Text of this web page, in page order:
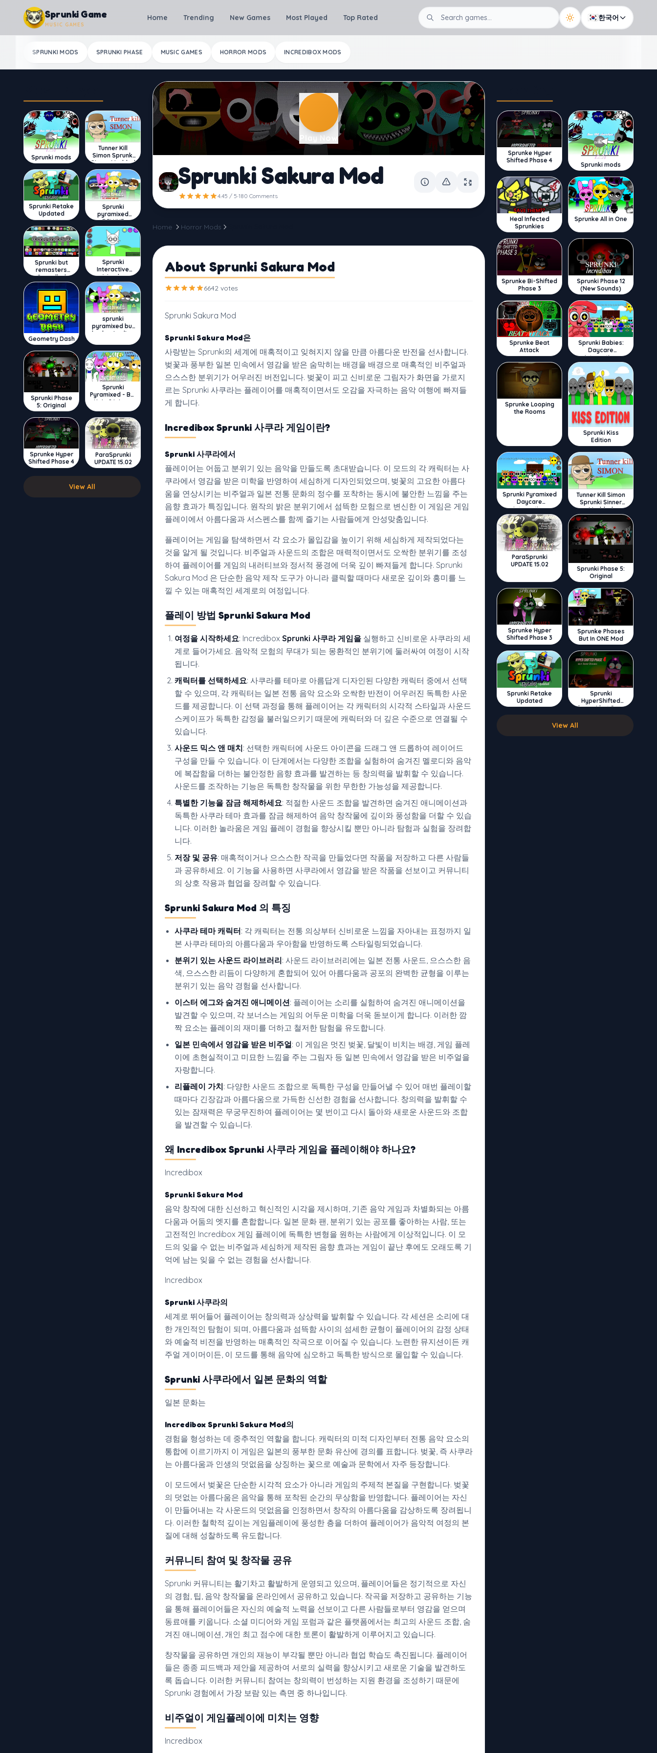
Skip to content
Sprunki Game
MUSIC GAMES
Home Trending New Games Most Played Top Rated 🇰🇷한국어
SPRUNKI MODS SPRUNKI PHASE MUSIC GAMES HORROR MODS INCREDIBOX MODS
Sprunki mods
Tunner Kill
Simon Sprunki
Sinner Modded
Sprunki Retake
Updated
Sprunki
pyramixed
DELUXE
Sprunki but
remasters
Cancelled
Sprunki
Interactive
Wenda
Geometry Dash
sprunki
pyramixed but
broker is alive
Sprunki Phase
5: Original
Sprunki
Pyramixed - But
Upin & Ipin oc
Sprunke Hyper
Shifted Phase 4
ParaSprunki
UPDATE 15.02
View All
Play Now
Sprunki Sakura Mod
4.45 / 5·180 Comments
Home Horror Mods
About Sprunki Sakura Mod
6642 votes
Sprunki Sakura Mod
Sprunki Sakura Mod은
사랑받는 Sprunki의 세계에 매혹적이고 잊혀지지 않을 만큼 아름다운 반전을 선사합니다.
벚꽃과 풍부한 일본 민속에서 영감을 받은 숨막히는 배경을 배경으로 매혹적인 비주얼과
으스스한 분위기가 어우러진 버전입니다. 벚꽃이 피고 신비로운 그림자가 화면을 가로지
르는 Sprunki 사쿠라는 플레이어를 매혹적이면서도 오감을 자극하는 음악 여행에 빠져들
게 합니다.
Incredibox Sprunki 사쿠라 게임이란?
Sprunki 사쿠라에서
플레이어는 어둡고 분위기 있는 음악을 만들도록 초대받습니다. 이 모드의 각 캐릭터는 사
쿠라에서 영감을 받은 미학을 반영하여 세심하게 디자인되었으며, 벚꽃의 고요한 아름다
움을 연상시키는 비주얼과 일본 전통 문화의 정수를 포착하는 동시에 불안한 느낌을 주는
음향 효과가 특징입니다. 원작의 밝은 분위기에서 섬뜩한 모험으로 변신한 이 게임은 게임
플레이에서 아름다움과 서스펜스를 함께 즐기는 사람들에게 안성맞춤입니다.
플레이어는 게임을 탐색하면서 각 요소가 몰입감을 높이기 위해 세심하게 제작되었다는
것을 알게 될 것입니다. 비주얼과 사운드의 조합은 매력적이면서도 오싹한 분위기를 조성
하여 플레이어를 게임의 내러티브와 정서적 풍경에 더욱 깊이 빠져들게 합니다. Sprunki
Sakura Mod 은 단순한 음악 제작 도구가 아니라 클릭할 때마다 새로운 깊이와 흥미를 느
낄 수 있는 매혹적인 세계로의 여정입니다.
플레이 방법 Sprunki Sakura Mod
여정을 시작하세요: Incredibox Sprunki 사쿠라 게임을 실행하고 신비로운 사쿠라의 세
계로 들어가세요. 음악적 모험의 무대가 되는 몽환적인 분위기에 둘러싸여 여정이 시작
됩니다.
캐릭터를 선택하세요: 사쿠라를 테마로 아름답게 디자인된 다양한 캐릭터 중에서 선택
할 수 있으며, 각 캐릭터는 일본 전통 음악 요소와 오싹한 반전이 어우러진 독특한 사운
드를 제공합니다. 이 선택 과정을 통해 플레이어는 각 캐릭터의 시각적 스타일과 사운드
스케이프가 독특한 감정을 불러일으키기 때문에 캐릭터와 더 깊은 수준으로 연결될 수
있습니다.
사운드 믹스 앤 매치: 선택한 캐릭터에 사운드 아이콘을 드래그 앤 드롭하여 레이어드
구성을 만들 수 있습니다. 이 단계에서는 다양한 조합을 실험하여 숨겨진 멜로디와 음악
에 복잡함을 더하는 불안정한 음향 효과를 발견하는 등 창의력을 발휘할 수 있습니다.
사운드를 조작하는 기능은 독특한 창작물을 위한 무한한 가능성을 제공합니다.
특별한 기능을 잠금 해제하세요: 적절한 사운드 조합을 발견하면 숨겨진 애니메이션과
독특한 사쿠라 테마 효과를 잠금 해제하여 음악 창작물에 깊이와 풍성함을 더할 수 있습
니다. 이러한 놀라움은 게임 플레이 경험을 향상시킬 뿐만 아니라 탐험과 실험을 장려합
니다.
저장 및 공유: 매혹적이거나 으스스한 작곡을 만들었다면 작품을 저장하고 다른 사람들
과 공유하세요. 이 기능을 사용하면 사쿠라에서 영감을 받은 작품을 선보이고 커뮤니티
의 상호 작용과 협업을 장려할 수 있습니다.
Sprunki Sakura Mod 의 특징
사쿠라 테마 캐릭터: 각 캐릭터는 전통 의상부터 신비로운 느낌을 자아내는 표정까지 일
본 사쿠라 테마의 아름다움과 우아함을 반영하도록 스타일링되었습니다.
분위기 있는 사운드 라이브러리: 사운드 라이브러리에는 일본 전통 사운드, 으스스한 음
색, 으스스한 리듬이 다양하게 혼합되어 있어 아름다움과 공포의 완벽한 균형을 이루는
분위기 있는 음악 경험을 선사합니다.
이스터 에그와 숨겨진 애니메이션: 플레이어는 소리를 실험하여 숨겨진 애니메이션을
발견할 수 있으며, 각 보너스는 게임의 어두운 미학을 더욱 돋보이게 합니다. 이러한 깜
짝 요소는 플레이의 재미를 더하고 철저한 탐험을 유도합니다.
일본 민속에서 영감을 받은 비주얼: 이 게임은 멋진 벚꽃, 달빛이 비치는 배경, 게임 플레
이에 초현실적이고 미묘한 느낌을 주는 그림자 등 일본 민속에서 영감을 받은 비주얼을
자랑합니다.
리플레이 가치: 다양한 사운드 조합으로 독특한 구성을 만들어낼 수 있어 매번 플레이할
때마다 긴장감과 아름다움으로 가득한 신선한 경험을 선사합니다. 창의력을 발휘할 수
있는 잠재력은 무궁무진하여 플레이어는 몇 번이고 다시 돌아와 새로운 사운드와 조합
을 발견할 수 있습니다.
왜 Incredibox Sprunki 사쿠라 게임을 플레이해야 하나요?
Incredibox
Sprunki Sakura Mod
음악 창작에 대한 신선하고 혁신적인 시각을 제시하며, 기존 음악 게임과 차별화되는 아름
다움과 어둠의 엣지를 혼합합니다. 일본 문화 팬, 분위기 있는 공포를 좋아하는 사람, 또는
고전적인 Incredibox 게임 플레이에 독특한 변형을 원하는 사람에게 이상적입니다. 이 모
드의 잊을 수 없는 비주얼과 세심하게 제작된 음향 효과는 게임이 끝난 후에도 오래도록 기
억에 남는 잊을 수 없는 경험을 선사합니다.
Incredibox
Sprunki 사쿠라의
세계로 뛰어들어 플레이어는 창의력과 상상력을 발휘할 수 있습니다. 각 세션은 소리에 대
한 개인적인 탐험이 되며, 아름다움과 섬뜩함 사이의 섬세한 균형이 플레이어의 감정 상태
와 예술적 비전을 반영하는 매혹적인 작곡으로 이어질 수 있습니다. 노련한 뮤지션이든 캐
주얼 게이머이든, 이 모드를 통해 음악에 심오하고 독특한 방식으로 몰입할 수 있습니다.
Sprunki 사쿠라에서 일본 문화의 역할
일본 문화는
Incredibox Sprunki Sakura Mod의
경험을 형성하는 데 중추적인 역할을 합니다. 캐릭터의 미적 디자인부터 전통 음악 요소의
통합에 이르기까지 이 게임은 일본의 풍부한 문화 유산에 경의를 표합니다. 벚꽃, 즉 사쿠라
는 아름다움과 인생의 덧없음을 상징하는 꽃으로 예술과 문학에서 자주 등장합니다.
이 모드에서 벚꽃은 단순한 시각적 요소가 아니라 게임의 주제적 본질을 구현합니다. 벚꽃
의 덧없는 아름다움은 음악을 통해 포착된 순간의 무상함을 반영합니다. 플레이어는 자신
이 만들어내는 각 사운드의 덧없음을 인정하면서 창작의 아름다움을 감상하도록 장려됩니
다. 이러한 철학적 깊이는 게임플레이에 풍성한 층을 더하여 플레이어가 음악적 여정의 본
질에 대해 성찰하도록 유도합니다.
커뮤니티 참여 및 창작물 공유
Sprunki 커뮤니티는 활기차고 활발하게 운영되고 있으며, 플레이어들은 정기적으로 자신
의 경험, 팁, 음악 창작물을 온라인에서 공유하고 있습니다. 작곡을 저장하고 공유하는 기능
을 통해 플레이어들은 자신의 예술적 노력을 선보이고 다른 사람들로부터 영감을 얻으며
동료애를 키웁니다. 소셜 미디어와 게임 포럼과 같은 플랫폼에서는 최고의 사운드 조합, 숨
겨진 애니메이션, 개인 최고 점수에 대한 토론이 활발하게 이루어지고 있습니다.
창작물을 공유하면 개인의 재능이 부각될 뿐만 아니라 협업 학습도 촉진됩니다. 플레이어
들은 종종 피드백과 제안을 제공하여 서로의 실력을 향상시키고 새로운 기술을 발견하도
록 돕습니다. 이러한 커뮤니티 참여는 창의력이 번성하는 지원 환경을 조성하기 때문에
Sprunki 경험에서 가장 보람 있는 측면 중 하나입니다.
비주얼이 게임플레이에 미치는 영향
Incredibox
Sprunke Hyper
Shifted Phase 4
Sprunki mods
Heal Infected
Sprunkies
Sprunke All in One
Sprunke Bi-Shifted
Phase 3
Sprunki Phase 12
(New Sounds)
Sprunke Beat
Attack
Sprunki Babies:
Daycare
Interactive
Sprunke Looping
the Rooms
Sprunki Kiss
Edition
Sprunki Pyramixed
Daycare
Interactive
Tunner Kill Simon
Sprunki Sinner
Modded
ParaSprunki
UPDATE 15.02
Sprunki Phase 5:
Original
Sprunke Hyper
Shifted Phase 3
Sprunke Phases
But In ONE Mod
Sprunki Retake
Updated
Sprunki
HyperShifted
Phase 4 but Swap
Double
View All